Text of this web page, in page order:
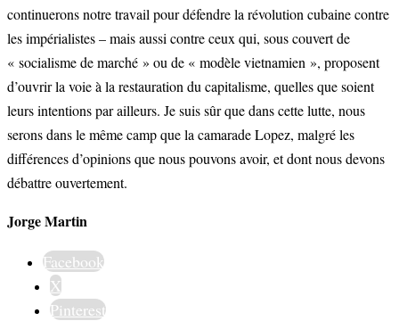
continuerons notre travail pour défendre la révolution cubaine contre
les impérialistes – mais aussi contre ceux qui, sous couvert de
« socialisme de marché » ou de « modèle vietnamien », proposent
d’ouvrir la voie à la restauration du capitalisme, quelles que soient
leurs intentions par ailleurs. Je suis sûr que dans cette lutte, nous
serons dans le même camp que la camarade Lopez, malgré les
différences d’opinions que nous pouvons avoir, et dont nous devons
débattre ouvertement.
Jorge Martin
Facebook
X
Pinterest